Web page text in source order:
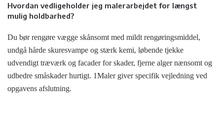
Hvordan vedligeholder jeg malerarbejdet for længst
mulig holdbarhed?
Du bør rengøre vægge skånsomt med mildt rengøringsmiddel,
undgå hårde skuresvampe og stærk kemi, løbende tjekke
udvendigt træværk og facader for skader, fjerne alger nænsomt og
udbedre småskader hurtigt. 1Maler giver specifik vejledning ved
opgavens afslutning.